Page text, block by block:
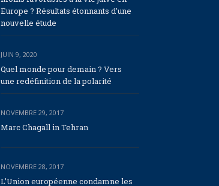
Europe ? Résultats étonnants d’une
nouvelle étude
JUIN 9, 2020
Quel monde pour demain ? Vers
une redéfinition de la polarité
NOVEMBRE 29, 2017
Marc Chagall in Tehran
NOVEMBRE 28, 2017
L’Union européenne condamne les